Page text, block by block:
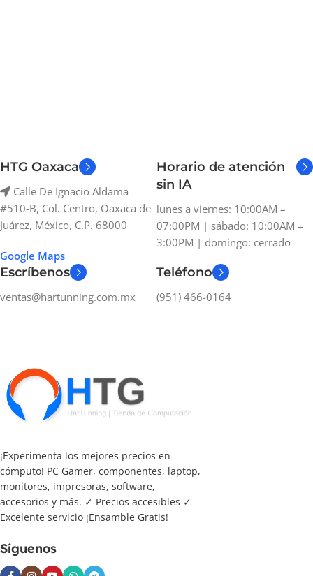
HTG Oaxaca
Calle De Ignacio Aldama
#510-B, Col. Centro, Oaxaca de
Juárez, México, C.P. 68000
Google Maps
Horario de atención
sin IA
lunes a viernes: 10:00AM –
07:00PM | sábado: 10:00AM –
3:00PM | domingo: cerrado
Escríbenos
ventas@hartunning.com.mx
Teléfono
(951) 466-0164
¡Experimenta los mejores precios en
cómputo! PC Gamer, componentes, laptop,
monitores, impresoras, software,
accesorios y más. ✓ Precios accesibles ✓
Excelente servicio ¡Ensamble Gratis!
Síguenos